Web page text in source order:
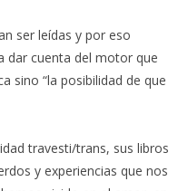
ser leídas y por eso
dar cuenta del motor que
sino “la posibilidad de que
travesti/trans, sus libros
y experiencias que nos